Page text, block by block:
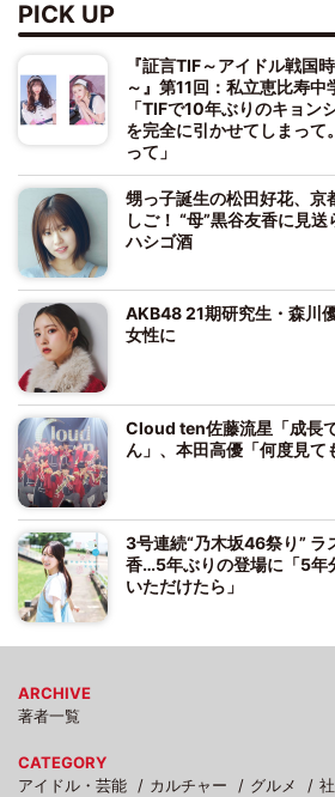
PICK UP
『証言TIF～アイドル戦国
～』第11回：私立恵比寿
「TIFで10年ぶりのキョン
を完全に引かせてしまって
って」
甥っ子誕生の松田好花、京
しご！ “母”黒谷友香に見
ハシゴ酒
AKB48 21期研究生・森川
女性に
Cloud ten佐藤流星「成長
ん」、本田高優「何度見て
3号連続“乃木坂46祭り” ラ
香…5年ぶりの登場に「5年
いただけたら」
ARCHIVE
著者一覧
CATEGORY
アイドル・芸能
カルチャー グルメ